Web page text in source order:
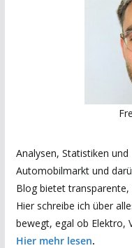
Analysen, Statistiken
Automobilmarkt und
Blog bietet
Hier schreibe ich über
bewegt, egal ob Elektro,
Hier mehr lesen.